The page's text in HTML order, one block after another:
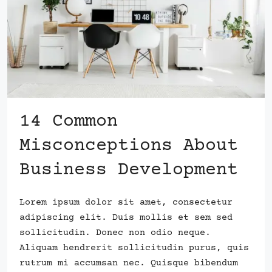
14 Common
Misconceptions About
Business Development
Lorem ipsum dolor sit amet, consectetur
adipiscing elit. Duis mollis et sem sed
sollicitudin. Donec non odio neque.
Aliquam hendrerit sollicitudin purus, quis
rutrum mi accumsan nec. Quisque bibendum